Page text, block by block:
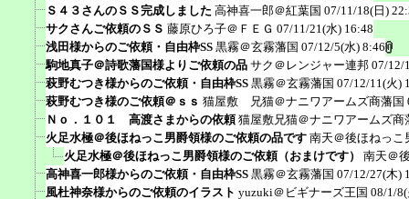
Ｓ４３さんのＳＳ完成しました 高神喜一郎＠紅葉国 07/11/18(日)
サクさんご依頼のＳＳ 藤原ひろ子＠ＦＥＧ 07/11/21(水) 16:48
浅田様からのご依頼・自由枠SS 黒霧＠玄霧藩国 07/12/5(水) 8:46
駒地真子＠詩歌藩国様よりご依頼の品 サク＠レンジャー連邦 07/12/
萩野むつき様からのご依頼・自由枠SS 黒霧＠玄霧藩国 07/12/11(火)
萩野むつき様のご依頼＠ｓｓ 猫屋敷 兄猫＠ナニワアームズ商藩国
Ｎｏ．１０１ 高渡さまからの依頼 猫屋敷兄猫＠ナニワアームズ商
火足水極＠後ほねっこ男爵領様のご依頼の品です 南天＠後ほねっこ
火足水極＠後ほねっこ男爵領様のご依頼（おまけです）
南天＠
高神喜一郎様からのご依頼・自由枠SS 黒霧＠玄霧藩国 07/12/27(木)
風杜神奈様からのご依頼のイラスト yuzuki＠ビギナーズ王国 08/1/